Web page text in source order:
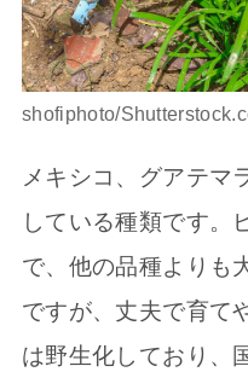
shofiphoto/
メキシコ、グアテマ
している種類です。
で、他の品種よりも
ですが、丈夫で育て
は野生化しており、